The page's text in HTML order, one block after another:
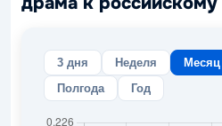
3 дня Неделя Месяц
Полгода
Год